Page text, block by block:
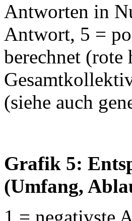
Antworten in
Antwort, 5 =
berechnet
(siehe auch
Grafik 5:
(Umfang,